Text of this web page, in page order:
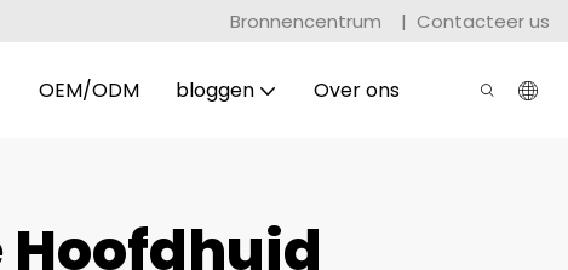
Bronnencentrum | Contacteer us
OEM/ODM bloggen Over ons